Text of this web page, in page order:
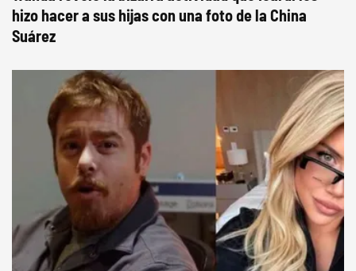
hizo hacer a sus hijas con una foto de la China
Suárez